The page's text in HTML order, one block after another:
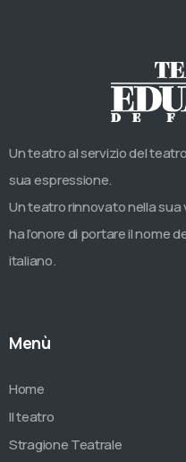
Un teatro al servizio del
sua espressione.
Un teatro rinnovato nella
ha l’onore di portare il nome
italiano.
Menù
Home
Il teatro
Stragione Teatrale